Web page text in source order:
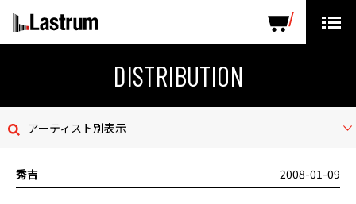
LABEL PRODUCTS
お問い合わせ
DISTRIBUTION
アーティスト別表示
秀吉 2008-01-09